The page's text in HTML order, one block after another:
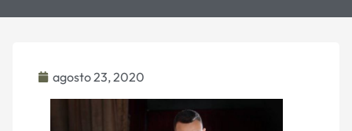
agosto 23, 2020